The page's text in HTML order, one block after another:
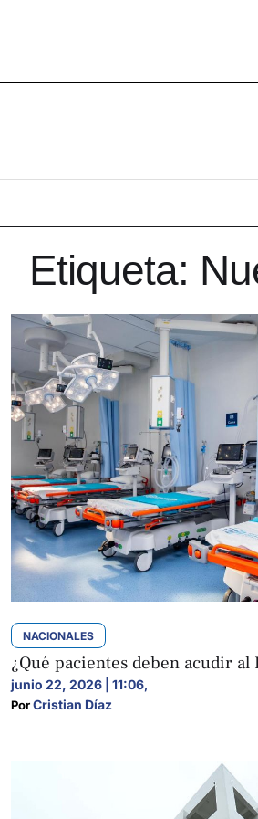
Etiqueta:
NACIONALES
¿Qué pacientes deben acudir al
junio 22, 2026 | 11:06,
Por Cristian Díaz